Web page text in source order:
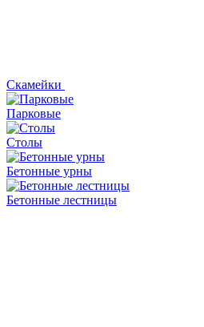
Скамейки
Парковые
Столы
Бетонные урны
Бетонные лестницы